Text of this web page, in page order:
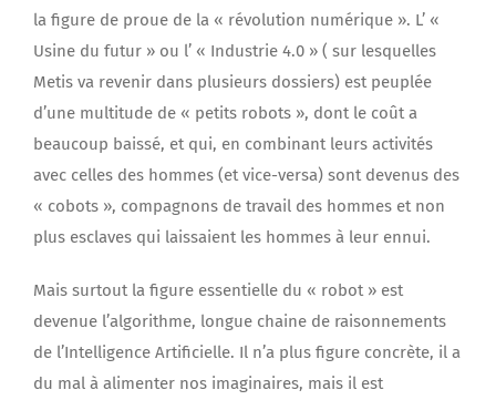
la figure de proue de la « révolution numérique ». L’ «
Usine du futur » ou l’ « Industrie 4.0 » ( sur lesquelles
Metis va revenir dans plusieurs dossiers) est peuplée
d’une multitude de « petits robots », dont le coût a
beaucoup baissé, et qui, en combinant leurs activités
avec celles des hommes (et vice-versa) sont devenus des
« cobots », compagnons de travail des hommes et non
plus esclaves qui laissaient les hommes à leur ennui.
Mais surtout la figure essentielle du « robot » est
devenue l’algorithme, longue chaine de raisonnements
de l’Intelligence Artificielle. Il n’a plus figure concrète, il a
du mal à alimenter nos imaginaires, mais il est